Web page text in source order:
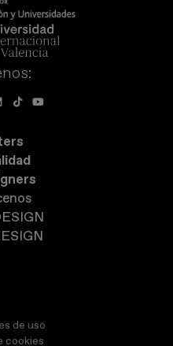
de uso
cookies